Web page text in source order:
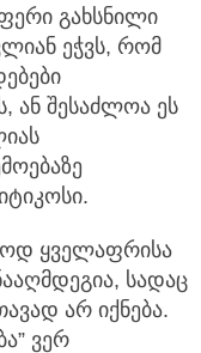
გახსნილი
ეჭვს, რომ
ან შესაძლოა ეს
ყველაფრისა
სადაც
არ იქნება.
ვერ